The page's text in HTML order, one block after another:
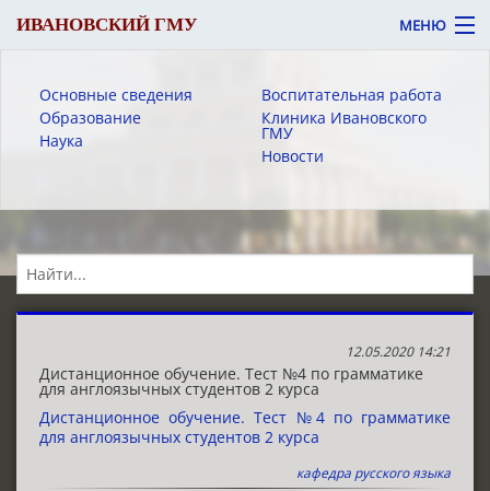
ИВАНОВСКИЙ ГМУ МЕНЮ
Об университете
Абитуриенту
Сотруднику
Пациенту
Основные сведения
Образование
Наука
Воспитательная работа
Клиника Ивановского
ГМУ
Новости
12.05.2020 14:21
Дистанционное обучение. Тест №4 по грамматике
для англоязычных студентов 2 курса
Дистанционное обучение. Тест №4 по грамматике
для англоязычных студентов 2 курса
кафедра русского языка